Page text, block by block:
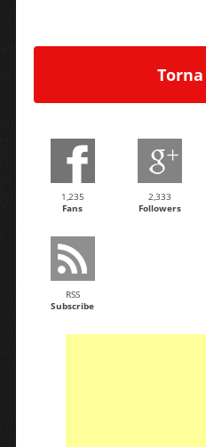
Torna
1,235
Fans
2,333
Followers
RSS
Subscribe